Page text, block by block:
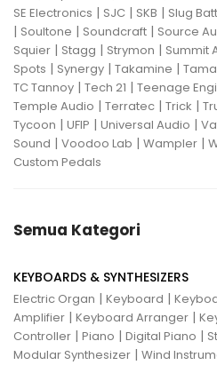
SE Electronics | SJC | SKB | Slug
| Soultone | Soundcraft | Source
Squier | Stagg | Strymon | Summit
Spots | Synergy | Takamine | Tama
TC Tannoy | Tech 21 | Teenage
Temple Audio | Terratec | Trick |
Tycoon | UFIP | Universal Audio |
Sound | Voodoo Lab | Wampler |
Custom Pedals
Semua Kategori
KEYBOARDS & SYNTHESIZERS
Electric Organ | Keyboard |
Amplifier | Keyboard Arranger |
Controller | Piano | Digital Piano |
Modular Synthesizer | Wind